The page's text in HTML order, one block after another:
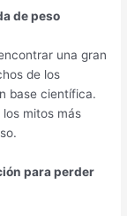
de peso
una gran
de los
base científica.
mitos más
para perder